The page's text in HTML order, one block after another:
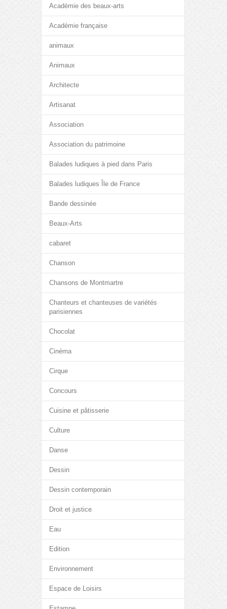
Académie des beaux-arts
Académie française
animaux
Animaux
Architecte
Artisanat
Association
Association du patrimoine
Balades ludiques à pied dans Paris
Balades ludiques Île de France
Bande dessinée
Beaux-Arts
cabaret
Chanson
Chansons de Montmartre
Chanteurs et chanteuses de variétés
parisiennes
Chocolat
Cinéma
Cirque
Concours
Cuisine et pâtisserie
Culture
Danse
Dessin
Dessin contemporain
Droit et justice
Eau
Edition
Environnement
Espace de Loisirs